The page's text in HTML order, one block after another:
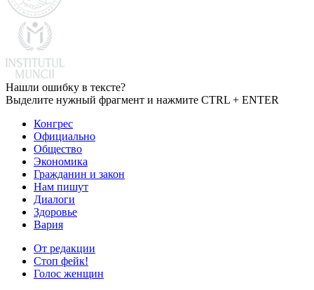
Нашли ошибку в тексте?
Выделите нужный фрагмент и нажмите CTRL + ENTER
Конгрес
Официально
Общество
Экономика
Гражданин и закон
Нам пишут
Диалоги
Здоровье
Вария
От редакции
Стоп фейк!
Голос женщин